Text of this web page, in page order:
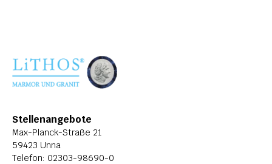
Stellenangebote
Max-Planck-Straße 21
59423 Unna
Telefon: 02303-98690-0